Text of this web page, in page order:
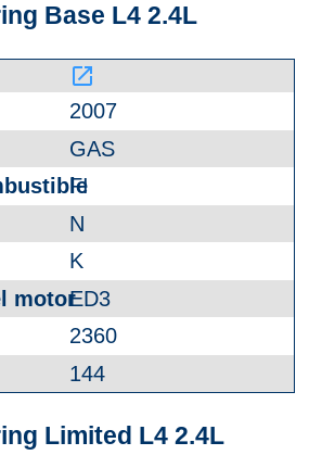
Base L4 2.4L
launch
2007
GAS
FI
N
K
ED3
2360
144
Limited L4 2.4L